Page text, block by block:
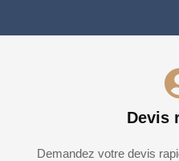
Devis
Demandez votre devis